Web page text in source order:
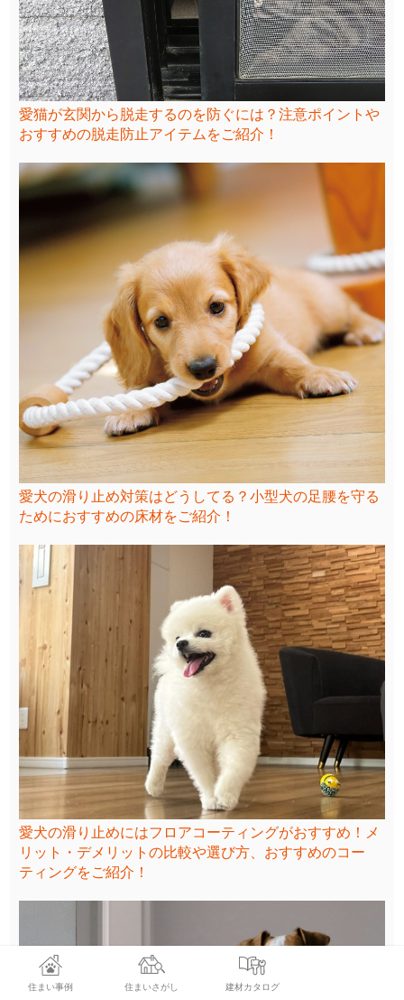
愛猫が玄関から脱走するのを防ぐには？注意ポイントや
おすすめの脱走防止アイテムをご紹介！
愛犬の滑り止め対策はどうしてる？小型犬の足腰を守る
ためにおすすめの床材をご紹介！
愛犬の滑り止めにはフロアコーティングがおすすめ！メ
リット・デメリットの比較や選び方、おすすめのコー
ティングをご紹介！
住まい事例 住まいさがし 建材カタログ